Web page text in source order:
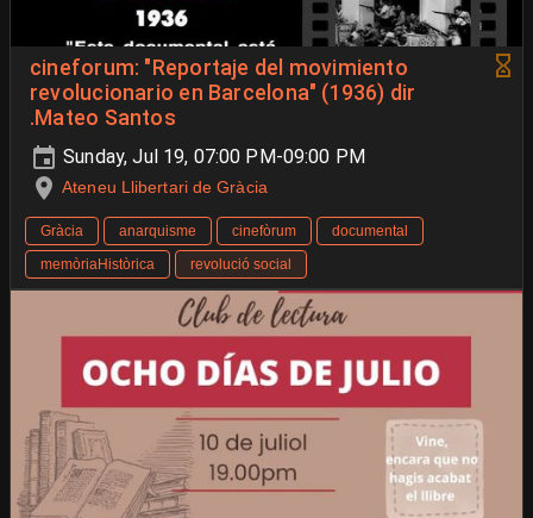
cineforum: "Reportaje del movimiento
revolucionario en Barcelona" (1936) dir
.Mateo Santos
Sunday, Jul 19, 07:00 PM-09:00 PM
Ateneu Llibertari de Gràcia
Gràcia anarquisme cinefòrum
documental
memòriaHistòrica
revolució social